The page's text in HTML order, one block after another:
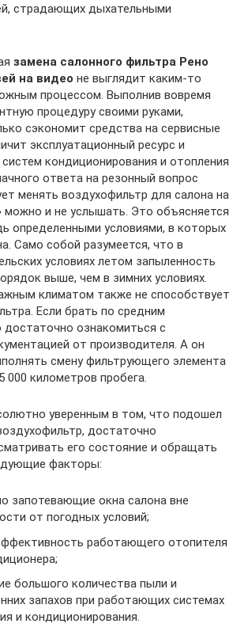
страдающих дыхательными
замена салонного фильтра Рено
на видео не выглядит каким-то
процессом. Выполнив вовремя
процедуру своими руками,
сэкономит средства на сервисные
эксплуатационный ресурс и
кондиционирования и отопления
ответа на резонный вопрос
менять воздухофильтр для салона на
можно и не услышать. Это объясняется
определенными условиями, в которых
Само собой разумеется, что в
условиях летом запыленность
выше, чем в зимних условиях.
климатом также не способствует
Если брать по средним
достаточно ознакомиться с
от производителя. А он
смену фильтрующего элемента
000 километров пробега.
уверенным в том, что подошел
достаточно
его состояние и обращать
факторы:
запотевающие окна салона вне
от погодных условий;
работающего отопителя
большого количества пыли и
запахов при работающих системах
и кондиционирования.